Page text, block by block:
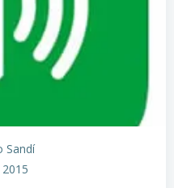
Sandí